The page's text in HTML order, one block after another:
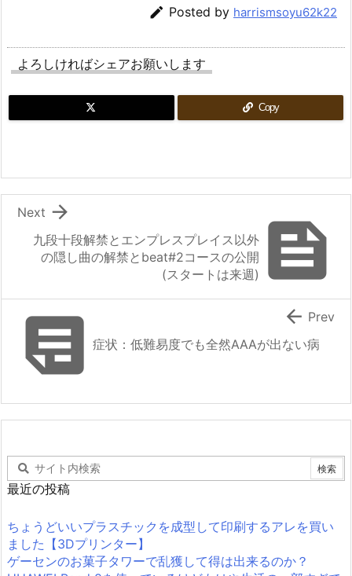
 Posted by harrismsoyu62k22
よろしければシェアお願いします
Copy

九段十段解禁とエンプレスプレイス以外
の隠し曲の解禁とbeat#2コースの公開
(スタートは来週)

Next
症状：低難易度でも全然AAAが出ない病
 Prev
最近の投稿
ちょうどいいプラスチックを成型して印刷するアレを買い
ました【3Dプリンター】
ゲーセンのお菓子タワーで乱獲して得は出来るのか？